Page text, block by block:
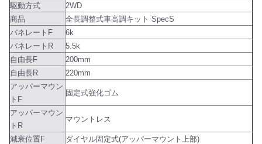
駆動方式
2WD
商品
全長調整式車高調キット SpecS
バネレートF
6k
バネレートR
5.5k
自由長F
200mm
自由長R
220mm
アッパーマウン
トF
固定式強化ゴム
アッパーマウン
トR
マウントレス
減衰位置F
ダイヤル固定式(アッパーマウント上部)